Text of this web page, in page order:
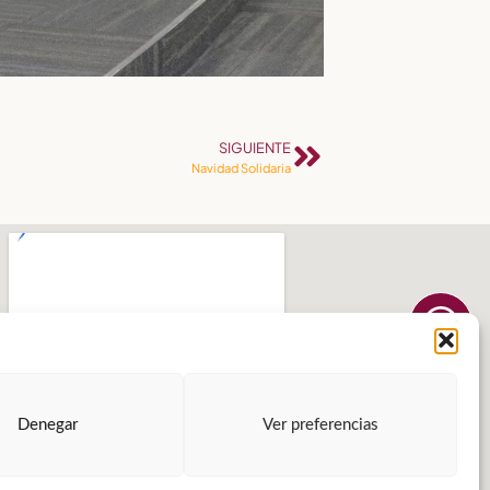
Denegar Ver preferencias
SIGUIENTE
Navidad Solidaria